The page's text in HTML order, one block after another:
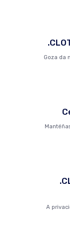
Goza da
A